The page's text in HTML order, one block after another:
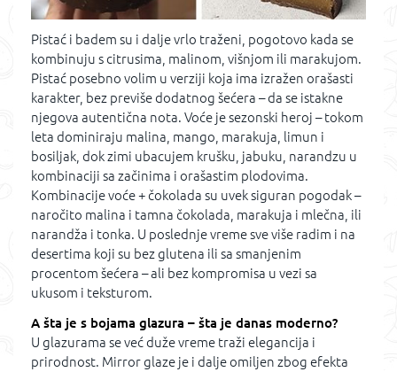
Pistać i badem su i dalje vrlo traženi, pogotovo kada se
kombinuju s citrusima, malinom, višnjom ili marakujom.
Pistać posebno volim u verziji koja ima izražen orašasti
karakter, bez previše dodatnog šećera – da se istakne
njegova autentična nota. Voće je sezonski heroj – tokom
leta dominiraju malina, mango, marakuja, limun i
bosiljak, dok zimi ubacujem krušku, jabuku, narandzu u
kombinaciji sa začinima i orašastim plodovima.
Kombinacije voće + čokolada su uvek siguran pogodak –
naročito malina i tamna čokolada, marakuja i mlečna, ili
narandža i tonka. U poslednje vreme sve više radim i na
desertima koji su bez glutena ili sa smanjenim
procentom šećera – ali bez kompromisa u vezi sa
ukusom i teksturom.
A šta je s bojama glazura – šta je danas moderno?
U glazurama se već duže vreme traži elegancija i
prirodnost. Mirror glaze je i dalje omiljen zbog efekta